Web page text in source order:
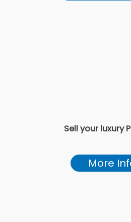
Sell your luxury
More